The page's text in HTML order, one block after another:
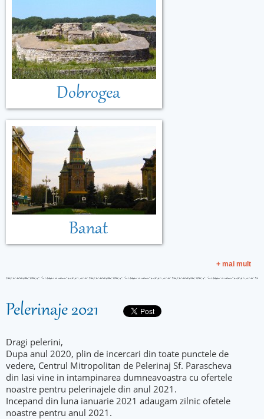
Dobrogea
Banat
+ mai mult
Pelerinaje 2021
Dragi pelerini,
Dupa anul 2020, plin de incercari din toate punctele de
vedere, Centrul Mitropolitan de Pelerinaj Sf. Parascheva
din Iasi vine in intampinarea dumneavoastra cu ofertele
noastre pentru pelerinajele din anul 2021.
Incepand din luna ianuarie 2021 adaugam zilnic ofetele
noastre pentru anul 2021.